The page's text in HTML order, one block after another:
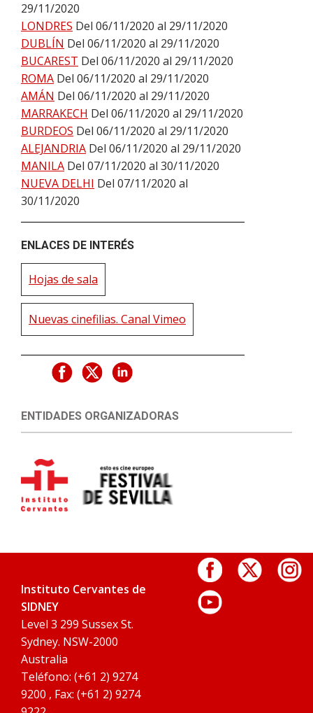
29/11/2020
LONDRES Del 06/11/2020 al 29/11/2020
DUBLÍN Del 06/11/2020 al 29/11/2020
BUCAREST Del 06/11/2020 al 29/11/2020
ROMA Del 06/11/2020 al 29/11/2020
AMÁN Del 06/11/2020 al 29/11/2020
MARRAKECH Del 06/11/2020 al 29/11/2020
BURDEOS Del 06/11/2020 al 29/11/2020
ALEJANDRIA Del 06/11/2020 al 29/11/2020
MANILA Del 07/11/2020 al 30/11/2020
NUEVA DELHI Del 07/11/2020 al
30/11/2020
ENLACES DE INTERÉS
Hojas de sala
Nuevas cinefilias. Canal Vimeo
ENTIDADES ORGANIZADORAS
Instituto Cervantes de
SIDNEY
Level 3 299 Sussex St.
Sydney. NSW-2000
Australia
Teléfono: (+61 2) 9274
9200 , Fax: (+61 2) 9274